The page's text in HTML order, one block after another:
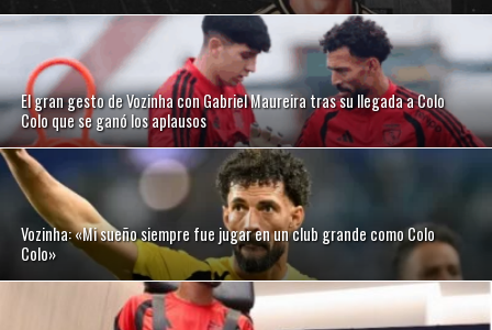
El gran gesto de Vozinha con Gabriel Maureira tras su llegada a Colo
Colo que se ganó los aplausos
Vozinha: «Mi sueño siempre fue jugar en un club grande como Colo
Colo»